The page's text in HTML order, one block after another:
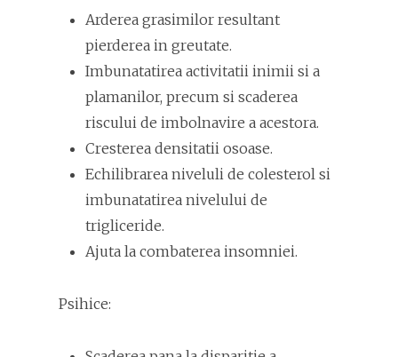
Arderea grasimilor resultant
pierderea in greutate.
Imbunatatirea activitatii inimii si a
plamanilor, precum si scaderea
riscului de imbolnavire a acestora.
Cresterea densitatii osoase.
Echilibrarea niveluli de colesterol si
imbunatatirea nivelului de
trigliceride.
Ajuta la combaterea insomniei.
Psihice: